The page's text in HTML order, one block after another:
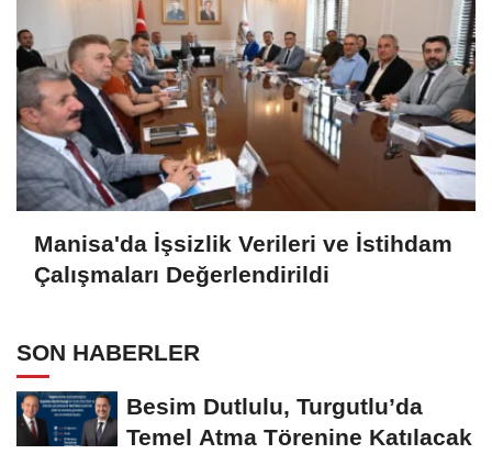
Manisa'da İşsizlik Verileri ve İstihdam
Çalışmaları Değerlendirildi
SON HABERLER
Besim Dutlulu, Turgutlu’da
Temel Atma Törenine Katılacak